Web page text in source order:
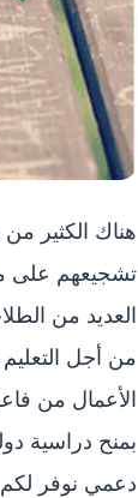
هناك الكثير
تشجيعهم على
العديد من
من أجل
الأعمال من
بمنح دراسية
دعمي نوفر لكم